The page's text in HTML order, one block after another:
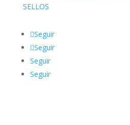
SELLOS
Seguir
Seguir
Seguir
Seguir